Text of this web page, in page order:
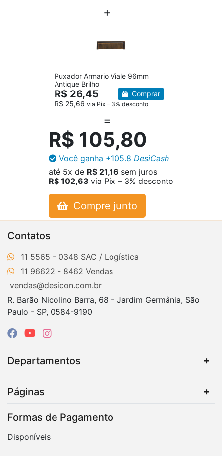
Puxador Armario Viale 96mm
Antique Brilho
R$ 26,45
R$ 25,66 via Pix – 3% desconto
Comprar
R$ 105,80
Você ganha +105.8 DesiCash
até 5x de R$ 21,16 sem juros
R$ 102,63 via Pix – 3% desconto
Compre junto
Contatos
11 5565 - 0348
11 96622 - 8462
vendas@desicon.com.br
R. Barão Nicolino Barra, 68 - Jardim Germânia, São
Paulo - SP, 0584-9190
Departamentos
Páginas
Formas de Pagamento
Disponíveis